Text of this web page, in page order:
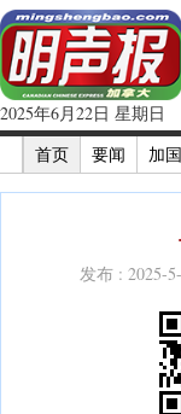
2025年6月22日 星期日
首页
要闻 加国
发布 : 2025-